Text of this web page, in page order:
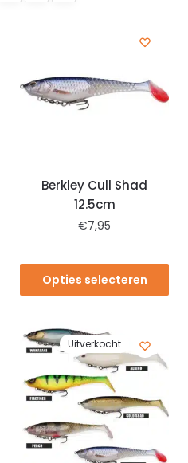
Berkley Cull Shad
12.5cm
€7,95
Opties selecteren
Uitverkocht